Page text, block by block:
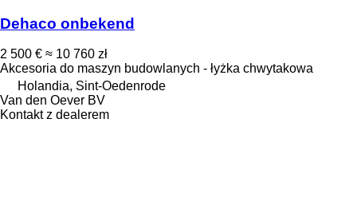
Dehaco onbekend
2 500 € ≈ 10 760 zł
Akcesoria do maszyn budowlanych - łyżka chwytakowa
Holandia, Sint-Oedenrode
Van den Oever BV
Kontakt z dealerem